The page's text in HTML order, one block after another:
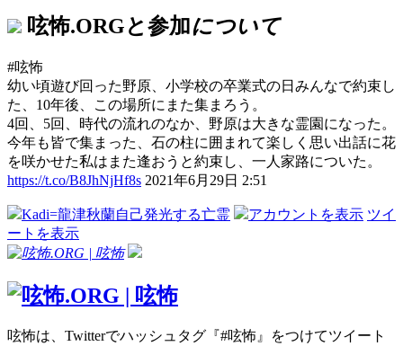
呟怖.ORGと参加について
#呟怖
幼い頃遊び回った野原、小学校の卒業式の日みんなで約束し
た、10年後、この場所にまた集まろう。
4回、5回、時代の流れのなか、野原は大きな霊園になった。
今年も皆で集まった、石の柱に囲まれて楽しく思い出話に花
を咲かせた私はまた逢おうと約束し、一人家路についた。
https://t.co/B8JhNjHf8s 2021年6月29日 2:51
Kadi=龍津秋蘭自己発光する亡霊 アカウントを表示 ツイ
ートを表示
呟怖は、Twitterでハッシュタグ『#呟怖』をつけてツイート